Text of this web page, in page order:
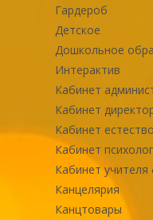
Гардероб
Детское
Дошкольное
Интерактив
Кабинет
Кабинет
Кабинет
Кабинет
Кабинет учителя
Канцелярия
Канцтовары